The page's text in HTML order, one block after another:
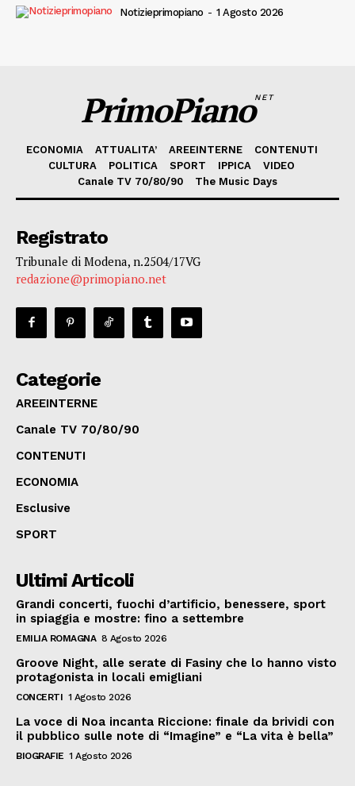
Notizieprimopiano - 1 Agosto 2026
PrimoPianoNET
ECONOMIA ATTUALITA’ AREEINTERNE
CONTENUTI
CULTURA
POLITICA SPORT IPPICA
VIDEO
Canale TV 70/80/90
The Music Days
Registrato
Tribunale di Modena, n.2504/17VG
redazione@primopiano.net
Categorie
AREEINTERNE
Canale TV 70/80/90
CONTENUTI
ECONOMIA
Esclusive
SPORT
Ultimi Articoli
Grandi concerti, fuochi d’artificio, benessere, sport
in spiaggia e mostre: fino a settembre
EMILIA ROMAGNA 8 Agosto 2026
Groove Night, alle serate di Fasiny che lo hanno visto
protagonista in locali emigliani
CONCERTI 1 Agosto 2026
La voce di Noa incanta Riccione: finale da brividi con
il pubblico sulle note di “Imagine” e “La vita è bella”
BIOGRAFIE 1 Agosto 2026